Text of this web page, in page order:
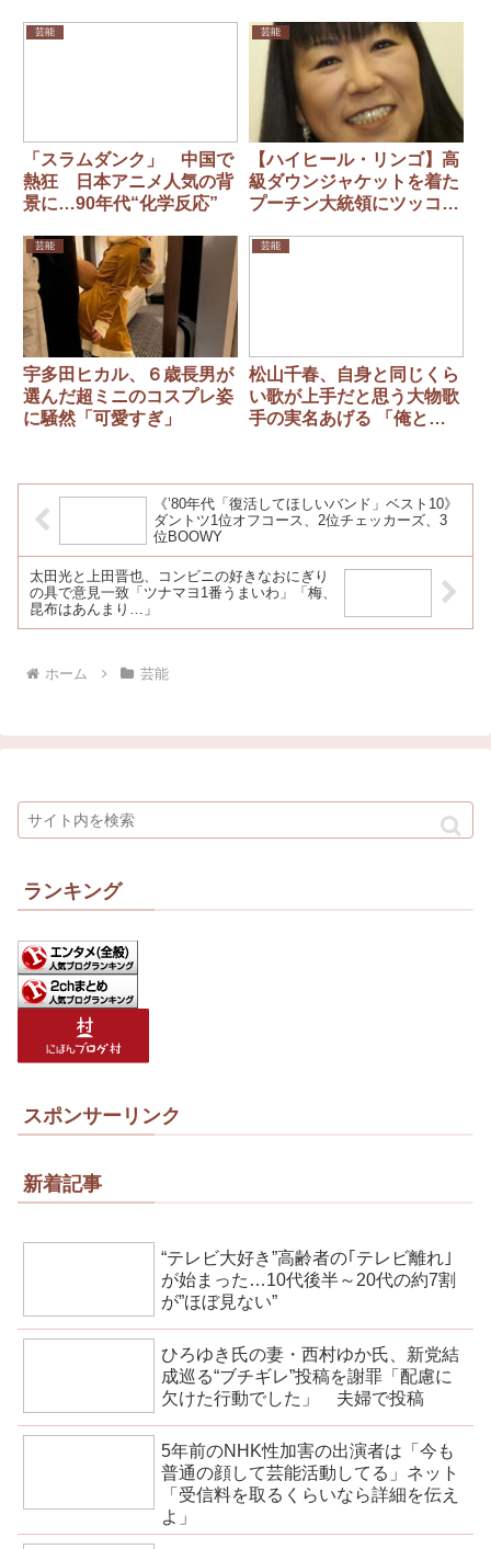
芸能
「スラムダンク」 中国で
熱狂 日本アニメ人気の背
景に…90年代“化学反応”
芸能
【ハイヒール・リンゴ】高
級ダウンジャケットを着た
プーチン大統領にツッコ
円！
芸能
宇多田ヒカル、６歳長男が
選んだ超ミニのコスプレ姿
に騒然「可愛すぎ」
芸能
松山千春、自身と同じくら
い歌が上手だと思う大物歌
手の実名あげる 「俺と五
《’80年代「復活してほしいバンド」ベスト10》
ダントツ1位オフコース、2位チェッカーズ、3
位BOOWY
太田光と上田晋也、コンビニの好きなおにぎり
の具で意見一致「ツナマヨ1番うまいわ」「梅、
昆布はあんまり…」
ホーム 芸能
ランキング
スポンサーリンク
新着記事
“テレビ大好き”高齢者の｢テレビ離れ｣
が始まった…10代後半～20代の約7割
が”ほぼ見ない”
ひろゆき氏の妻・西村ゆか氏、新党結
成巡る“ブチギレ”投稿を謝罪「配慮に
欠けた行動でした」 夫婦で投稿
5年前のNHK性加害の出演者は「今も
普通の顔して芸能活動してる」ネット
「受信料を取るくらいなら詳細を伝え
よ」